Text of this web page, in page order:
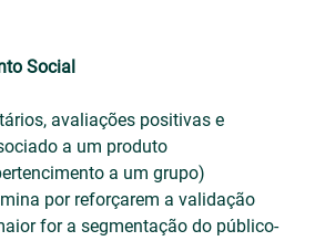
Social
avaliações positivas e
a um produto
a um grupo)
por reforçarem a validação
for a segmentação do público-